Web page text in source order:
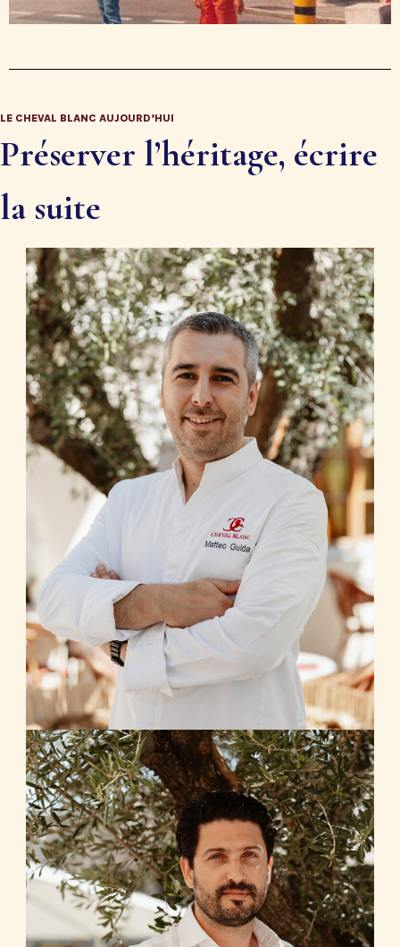
LE CHEVAL BLANC AUJOURD’HUI
Préserver l’héritage, écrire
la suite